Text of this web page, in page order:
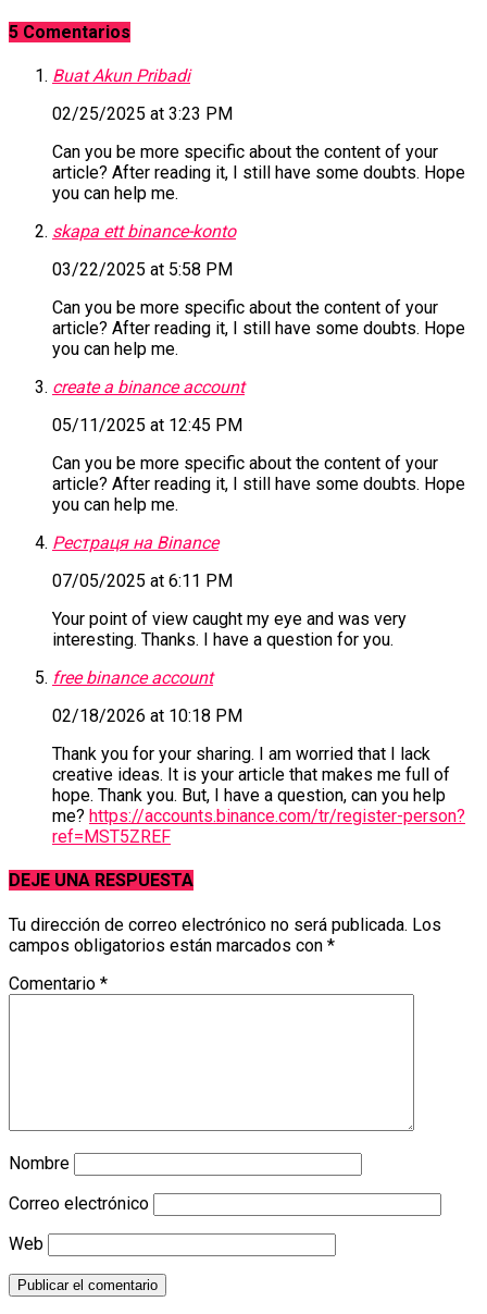
5 Comentarios
Buat Akun Pribadi
02/25/2025 at 3:23 PM
Can you be more specific about the content of your
article? After reading it, I still have some doubts. Hope
you can help me.
skapa ett binance-konto
03/22/2025 at 5:58 PM
Can you be more specific about the content of your
article? After reading it, I still have some doubts. Hope
you can help me.
create a binance account
05/11/2025 at 12:45 PM
Can you be more specific about the content of your
article? After reading it, I still have some doubts. Hope
you can help me.
Рестраця на Binance
07/05/2025 at 6:11 PM
Your point of view caught my eye and was very
interesting. Thanks. I have a question for you.
free binance account
02/18/2026 at 10:18 PM
Thank you for your sharing. I am worried that I lack
creative ideas. It is your article that makes me full of
hope. Thank you. But, I have a question, can you help
me? https://accounts.binance.com/tr/register-person?
ref=MST5ZREF
DEJE UNA RESPUESTA
Tu dirección de correo electrónico no será publicada. Los
campos obligatorios están marcados con *
Comentario *
Nombre
Correo electrónico
Web